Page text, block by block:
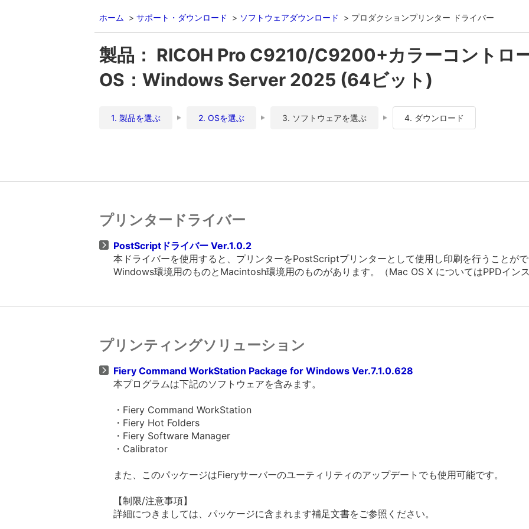
ホーム サポート・ダウンロード ソフトウェアダウンロード プロダクションプリンター ドライバー
製品： RICOH Pro C9210/C9200+カラーコントロ
OS：Windows Server 2025 (64ビット)
1. 製品を選ぶ 2. OSを選ぶ 3. ソフトウェアを選ぶ 4. ダウンロード
プリンタードライバー
PostScriptドライバー Ver.1.0.2
本ドライバーを使用すると、プリンターをPostScriptプリンターとして使用し印刷を行うことが
Windows環境用のものとMacintosh環境用のものがあります。（Mac OS X についてはPPDインス
プリンティングソリューション
Fiery Command WorkStation Package for Windows Ver.7.1.0.628
本プログラムは下記のソフトウェアを含みます。
・Fiery Command WorkStation
・Fiery Hot Folders
・Fiery Software Manager
・Calibrator
また、このパッケージはFieryサーバーのユーティリティのアップデートでも使用可能です。
【制限/注意事項】
詳細につきましては、パッケージに含まれます補足文書をご参照ください。